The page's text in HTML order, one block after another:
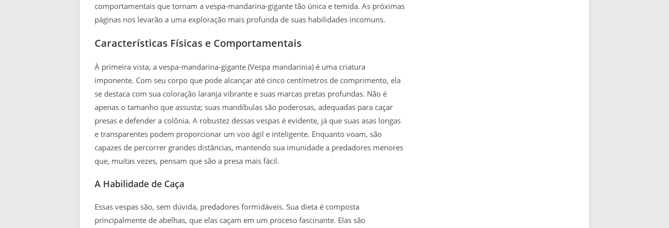
comportamentais que tornam a vespa-mandarina-gigante tão única e temida. As próximas
páginas nos levarão a uma exploração mais profunda de suas habilidades incomuns.
Características Físicas e Comportamentais
À primeira vista, a vespa-mandarina-gigante (Vespa mandarinia) é uma criatura
imponente. Com seu corpo que pode alcançar até cinco centímetros de comprimento, ela
se destaca com sua coloração laranja vibrante e suas marcas pretas profundas. Não é
apenas o tamanho que assusta; suas mandíbulas são poderosas, adequadas para caçar
presas e defender a colônia. A robustez dessas vespas é evidente, já que suas asas longas
e transparentes podem proporcionar um voo ágil e inteligente. Enquanto voam, são
capazes de percorrer grandes distâncias, mantendo sua imunidade a predadores menores
que, muitas vezes, pensam que são a presa mais fácil.
A Habilidade de Caça
Essas vespas são, sem dúvida, predadores formidáveis. Sua dieta é composta
principalmente de abelhas, que elas caçam em um proceso fascinante. Elas são